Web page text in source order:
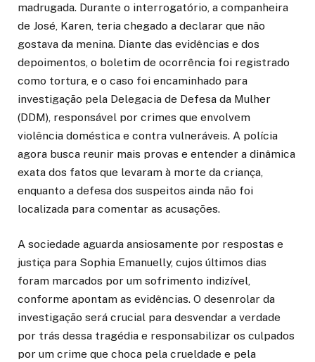
madrugada. Durante o interrogatório, a companheira
de José, Karen, teria chegado a declarar que não
gostava da menina. Diante das evidências e dos
depoimentos, o boletim de ocorrência foi registrado
como tortura, e o caso foi encaminhado para
investigação pela Delegacia de Defesa da Mulher
(DDM), responsável por crimes que envolvem
violência doméstica e contra vulneráveis. A polícia
agora busca reunir mais provas e entender a dinâmica
exata dos fatos que levaram à morte da criança,
enquanto a defesa dos suspeitos ainda não foi
localizada para comentar as acusações.
A sociedade aguarda ansiosamente por respostas e
justiça para Sophia Emanuelly, cujos últimos dias
foram marcados por um sofrimento indizível,
conforme apontam as evidências. O desenrolar da
investigação será crucial para desvendar a verdade
por trás dessa tragédia e responsabilizar os culpados
por um crime que choca pela crueldade e pela